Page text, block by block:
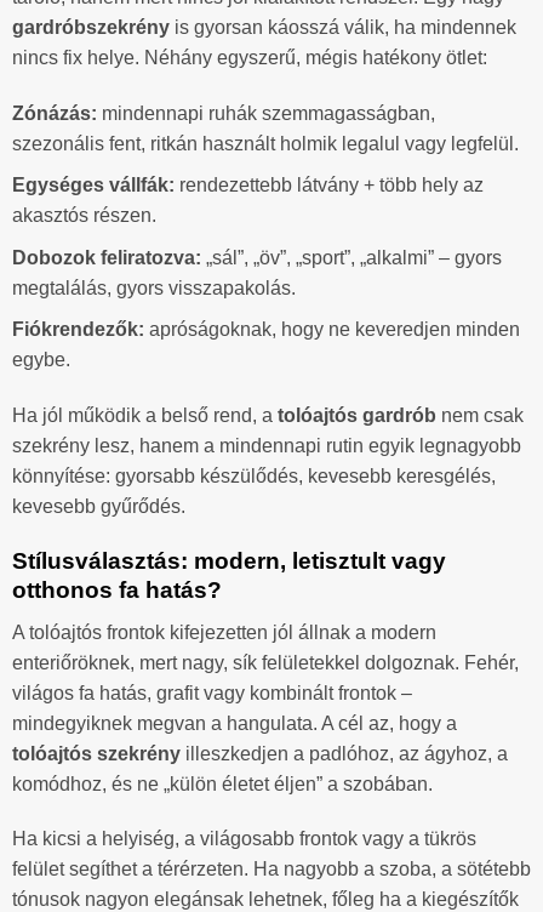
gardróbszekrény is gyorsan káosszá válik, ha mindennek
nincs fix helye. Néhány egyszerű, mégis hatékony ötlet:
Zónázás: mindennapi ruhák szemmagasságban,
szezonális fent, ritkán használt holmik legalul vagy legfelül.
Egységes vállfák: rendezettebb látvány + több hely az
akasztós részen.
Dobozok feliratozva: „sál”, „öv”, „sport”, „alkalmi” – gyors
megtalálás, gyors visszapakolás.
Fiókrendezők: apróságoknak, hogy ne keveredjen minden
egybe.
Ha jól működik a belső rend, a tolóajtós gardrób nem csak
szekrény lesz, hanem a mindennapi rutin egyik legnagyobb
könnyítése: gyorsabb készülődés, kevesebb keresgélés,
kevesebb gyűrődés.
Stílusválasztás: modern, letisztult vagy
otthonos fa hatás?
A tolóajtós frontok kifejezetten jól állnak a modern
enteriőröknek, mert nagy, sík felületekkel dolgoznak. Fehér,
világos fa hatás, grafit vagy kombinált frontok –
mindegyiknek megvan a hangulata. A cél az, hogy a
tolóajtós szekrény illeszkedjen a padlóhoz, az ágyhoz, a
komódhoz, és ne „külön életet éljen” a szobában.
Ha kicsi a helyiség, a világosabb frontok vagy a tükrös
felület segíthet a térérzeten. Ha nagyobb a szoba, a sötétebb
tónusok nagyon elegánsak lehetnek, főleg ha a kiegészítők